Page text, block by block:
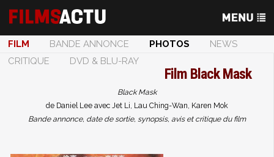
FILM BANDE ANNONCE PHOTOS
NEWS
CRITIQUE
DVD & BLU-RAY
Film Black Mask
Black Mask
de Daniel Lee avec Jet Li, Lau Ching-Wan, Karen Mok
Bande annonce, date de sortie, synopsis, avis et critique du film